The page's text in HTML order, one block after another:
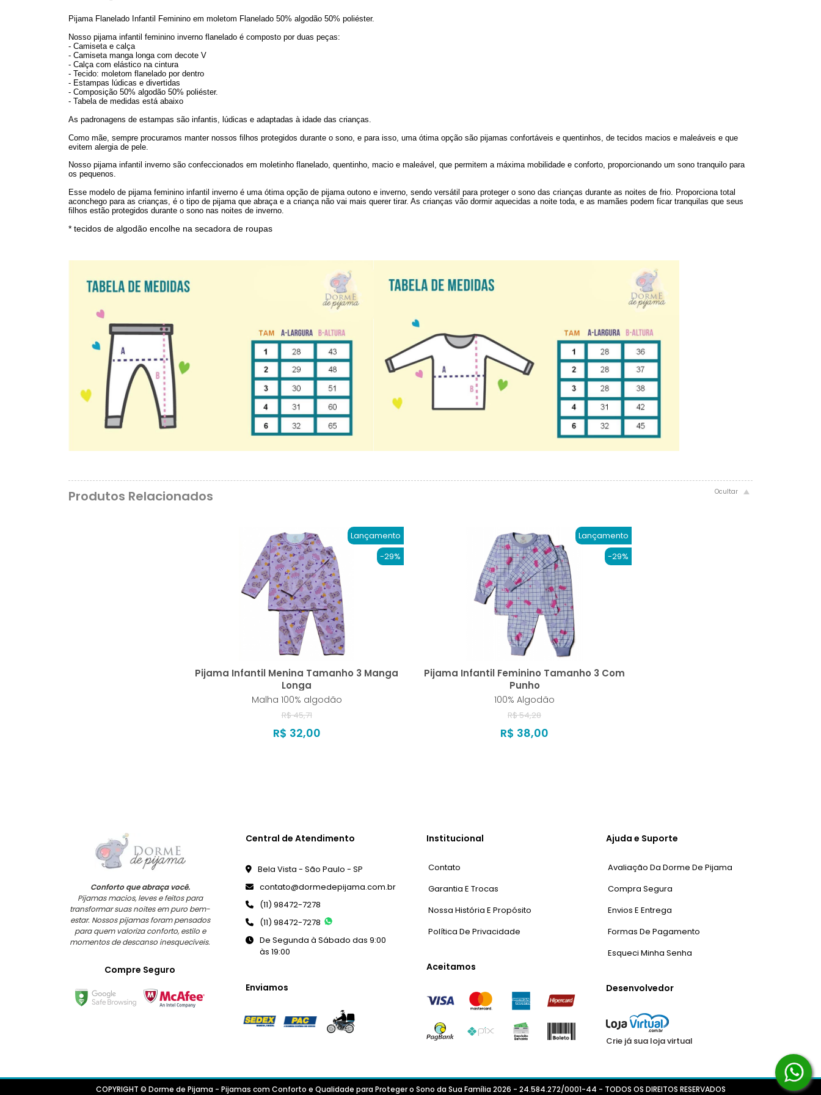
Pijama Flanelado Infantil Feminino em moletom Flanelado 50% algodão 50% poliéster.
Nosso pijama infantil feminino inverno flanelado é composto por duas peças:
- Camiseta e calça
- Camiseta manga longa com decote V
- Calça com elástico na cintura
- Tecido: moletom flanelado por dentro
- Estampas lúdicas e divertidas
- Composição 50% algodão 50% poliéster.
- Tabela de medidas está abaixo
As padronagens de estampas são infantis, lúdicas e adaptadas à idade das crianças.
Como mãe, sempre procuramos manter nossos filhos protegidos durante o sono, e para isso, uma ótima opção são pijamas confortáveis e quentinhos, de tecidos macios e maleáveis e que
evitem alergia de pele.
Nosso pijama infantil inverno são confeccionados em moletinho flanelado, quentinho, macio e maleável, que permitem a máxima mobilidade e conforto, proporcionando um sono tranquilo para
os pequenos.
Esse modelo de pijama feminino infantil inverno é uma ótima opção de pijama outono e inverno, sendo versátil para proteger o sono das crianças durante as noites de frio. Proporciona total
aconchego para as crianças, é o tipo de pijama que abraça e a criança não vai mais querer tirar. As crianças vão dormir aquecidas a noite toda, e as mamães podem ficar tranquilas que seus
filhos estão protegidos durante o sono nas noites de inverno.
* tecidos de algodão encolhe na secadora de roupas
Produtos Relacionados
Lançamento
-29%
Pijama Infantil Menina Tamanho 3 Manga
Longa
Malha 100% algodão
R$ 45,71
R$ 32,00
Lançamento
-29%
Pijama Infantil Feminino Tamanho 3 Com
Punho
100% Algodão
R$ 54,28
R$ 38,00
Conforto que abraça você.
Pijamas macios, leves e feitos para
transformar suas noites em puro bem-
estar. Nossos pijamas foram pensados
para quem valoriza conforto, estilo e
momentos de descanso inesquecíveis.
Compre Seguro
Central de Atendimento
Bela Vista - São Paulo - SP
contato@dormedepijama.com.br
(11) 98472-7278
(11) 98472-7278
De Segunda à Sábado das 9:00
às 19:00
Enviamos
Institucional
Contato
Garantia E Trocas
Nossa História E Propósito
Política De Privacidade
Aceitamos
Ajuda e Suporte
Avaliação Da Dorme De Pijama
Compra Segura
Envios E Entrega
Formas De Pagamento
Esqueci Minha Senha
Desenvolvedor
Crie já sua loja virtual
COPYRIGHT © Dorme de Pijama - Pijamas com Conforto e Qualidade para Proteger o Sono da Sua Família 2026 - 24.584.272/0001-44 - TODOS OS DIREITOS RESERVADOS